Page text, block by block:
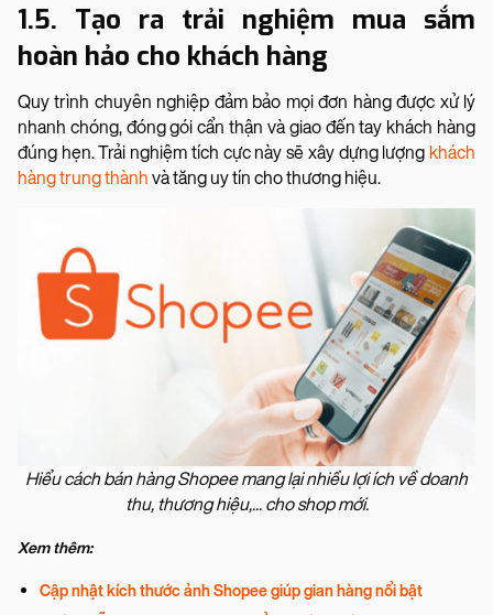
1.5. Tạo ra trải nghiệm mua sắm
hoàn hảo cho khách hàng
Quy trình chuyên nghiệp đảm bảo mọi đơn hàng được xử lý
nhanh chóng, đóng gói cẩn thận và giao đến tay khách hàng
đúng hẹn. Trải nghiệm tích cực này sẽ xây dựng lượng khách
hàng trung thành và tăng uy tín cho thương hiệu.
Hiểu cách bán hàng Shopee mang lại nhiều lợi ích về doanh
thu, thương hiệu,... cho shop mới.
Xem thêm:
Cập nhật kích thước ảnh Shopee giúp gian hàng nổi bật